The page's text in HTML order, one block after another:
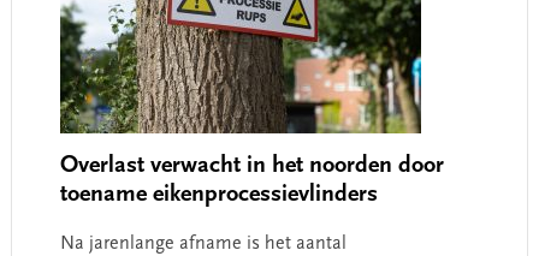
Overlast verwacht in het noorden door
toename eikenprocessievlinders
Na jarenlange afname is het aantal